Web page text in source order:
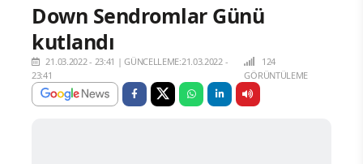
Down Sendromlar Günü
kutlandı
21.03.2022 - 23:41 |GÜNCELLEME:21.03.2022 -
23:41
124
GÖRÜNTÜLEME